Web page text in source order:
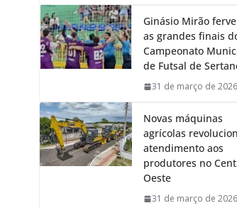
Ginásio Mirão
as grandes finais
Campeonato
de Futsal de
31 de março de 2026
Novas máquinas
agrícolas
atendimento aos
produtores no
Oeste
31 de março de 2026